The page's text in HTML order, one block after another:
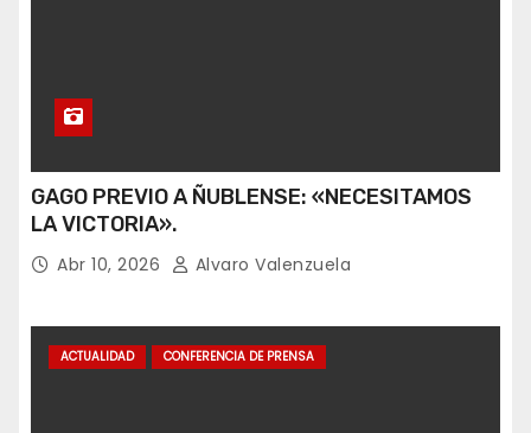
GAGO PREVIO A ÑUBLENSE: «NECESITAMOS
LA VICTORIA».
Abr 10, 2026 Alvaro Valenzuela
ACTUALIDAD CONFERENCIA DE PRENSA